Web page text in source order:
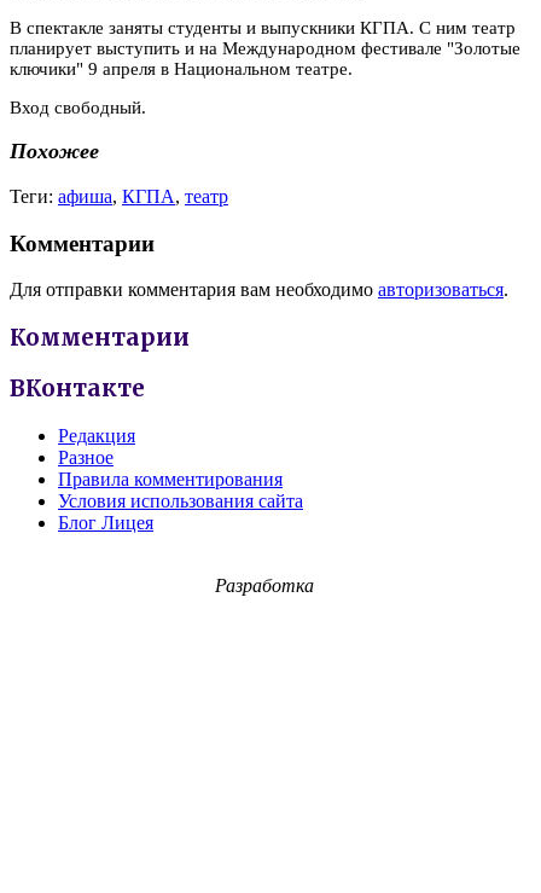
В спектакле заняты студенты и выпускники КГПА. С ним театр
планирует выступить и на Международном фестивале "Золотые
ключики" 9 апреля в Национальном театре.
Вход свободный.
Похожее
Теги: афиша, КГПА, театр
Комментарии
Для отправки комментария вам необходимо авторизоваться.
Комментарии
ВКонтакте
Редакция
Разное
Правила комментирования
Условия использования сайта
Блог Лицея
Разработка